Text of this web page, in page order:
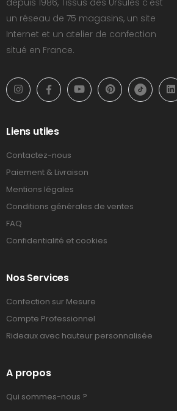
un réseau de 75 magasins, un site
Internet et un atelier de confection
situé en France.
Liens utiles
Contactez-nous
Paiement & Livraison
Mentions légales
Conditions générales de ventes
FAQ
Confidentialité et cookies
Nos Services
Confection sur Mesure
Compte Professionnel
Rideaux avec hauteur personnalisée
A propos
Qui sommes-nous ?